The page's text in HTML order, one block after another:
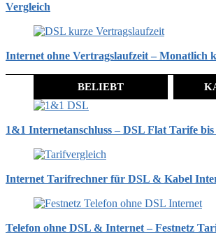
Vergleich
Internet ohne Vertragslaufzeit – Monatlich
BELIEBT
1&1 Internetanschluss – DSL Flat Tarife
Internet Tarifrechner für DSL & Kabel
Telefon ohne DSL & Internet – Festnetz